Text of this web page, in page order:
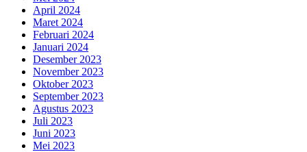
April 2024
Maret 2024
Februari 2024
Januari 2024
Desember 2023
November 2023
Oktober 2023
September 2023
Agustus 2023
Juli 2023
Juni 2023
Mei 2023